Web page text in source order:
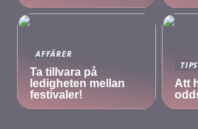
AFFÄRER
Ta tillvara på
ledigheten mellan
festivaler!
Att